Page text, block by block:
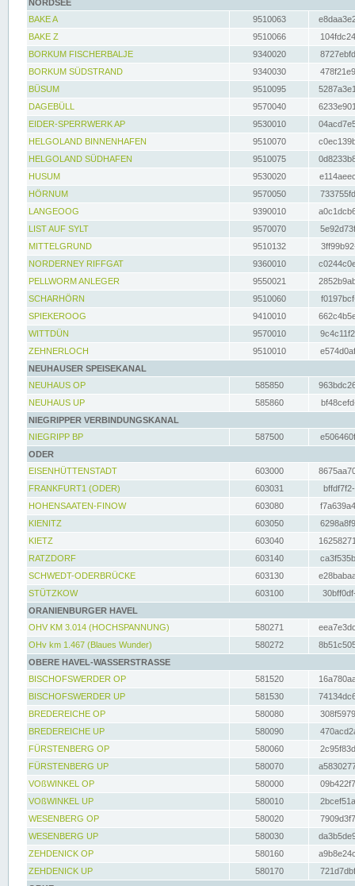
NORDSEE
BAKE A
9510063
BAKE Z
9510066
BORKUM FISCHERBALJE
9340020
BORKUM SÜDSTRAND
9340030
BÜSUM
9510095
DAGEBÜLL
9570040
EIDER-SPERRWERK AP
9530010
HELGOLAND BINNENHAFEN
9510070
HELGOLAND SÜDHAFEN
9510075
HUSUM
9530020
HÖRNUM
9570050
LANGEOOG
9390010
LIST AUF SYLT
9570070
MITTELGRUND
9510132
NORDERNEY RIFFGAT
9360010
PELLWORM ANLEGER
9550021
SCHARHÖRN
9510060
SPIEKEROOG
9410010
WITTDÜN
9570010
ZEHNERLOCH
9510010
NEUHAUSER SPEISEKANAL
NEUHAUS OP
585850
NEUHAUS UP
585860
NIEGRIPPER VERBINDUNGSKANAL
NIEGRIPP BP
587500
ODER
EISENHÜTTENSTADT
603000
FRANKFURT1 (ODER)
603031
HOHENSAATEN-FINOW
603080
KIENITZ
603050
KIETZ
603040
RATZDORF
603140
SCHWEDT-ODERBRÜCKE
603130
STÜTZKOW
603100
ORANIENBURGER HAVEL
OHV KM 3.014 (HOCHSPANNUNG)
580271
OHv km 1.467 (Blaues Wunder)
580272
OBERE HAVEL-WASSERSTRASSE
BISCHOFSWERDER OP
581520
BISCHOFSWERDER UP
581530
BREDEREICHE OP
580080
BREDEREICHE UP
580090
FÜRSTENBERG OP
580060
FÜRSTENBERG UP
580070
VOßWINKEL OP
580000
VOßWINKEL UP
580010
WESENBERG OP
580020
WESENBERG UP
580030
ZEHDENICK OP
580160
ZEHDENICK UP
580170